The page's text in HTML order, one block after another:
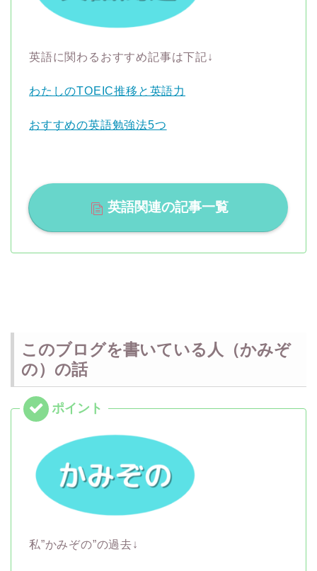
英語に関わるおすすめ記事は下記↓
わたしのTOEIC推移と英語力
おすすめの英語勉強法5つ
英語関連の記事一覧
このブログを書いている人（かみぞ
の）の話
私”かみぞの”の過去↓